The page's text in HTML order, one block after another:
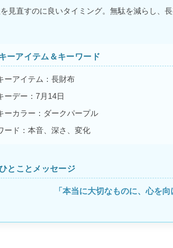
見直すのに良いタイミング。無駄を減らし、
ーアイテム＆キーワード
ーアイテム：長財布
ーデー：7月14日
ーカラー：ダークパープル
ード：本音、深さ、変化
とことメッセージ
「本当に大切なものに、心を向